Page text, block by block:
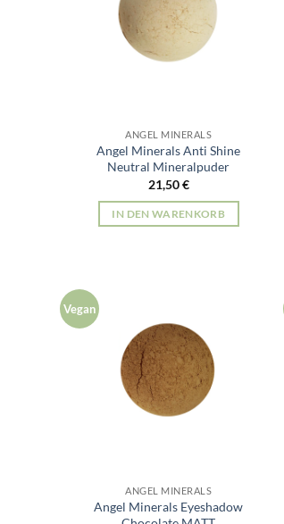
ANGEL MINERALS
Angel Minerals Anti Shine
Neutral Mineralpuder
21,50€
IN DEN WARENKORB
Vegan
ANGEL MINERALS
Angel Minerals Eyeshadow